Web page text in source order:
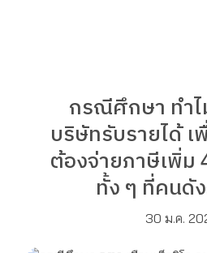
กรณีศึกษา ทำไ
บริษัทรับรายได้
ต้องจ่ายภาษีเพิ่ม
ทั้ง ๆ ที่คนดั
30 ม.ค.